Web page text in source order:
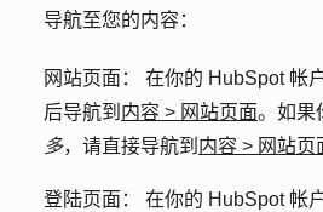
导航至您的内容：
网站页面 ： 在你的 HubSpot 帐
后导航到 内容 > 网站页面。如果
多，请直接导航到 内容 > 网站页
登陆页面 ： 在你的 HubSpot 帐